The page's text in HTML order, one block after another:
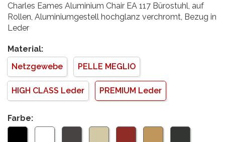
Charles Eames Aluminium Chair EA 117 Bürostuhl, auf
Rollen, Aluminiumgestell hochglanz verchromt, Bezug in
Leder
Material:
Netzgewebe
PELLE MEGLIO
HIGH CLASS Leder PREMIUM Leder
Farbe: